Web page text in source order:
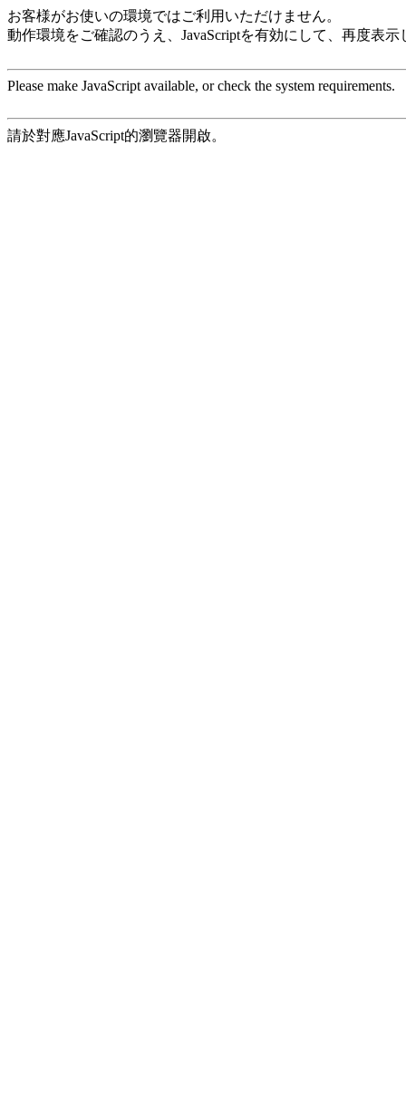
お客様がお使いの環境ではご利用いただけません。
動作環境をご確認のうえ、JavaScriptを有効にして、再度表
Please make JavaScript available, or check the system requirements.
請於對應JavaScript的瀏覽器開啟。